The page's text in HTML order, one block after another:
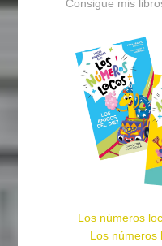
Consigue mis
Los números
Los números